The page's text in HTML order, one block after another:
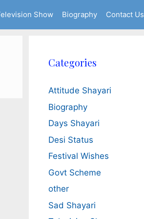
Show Biography Contact Us
Categories
Attitude Shayari
Biography
Days Shayari
Desi Status
Festival Wishes
Govt Scheme
other
Sad Shayari